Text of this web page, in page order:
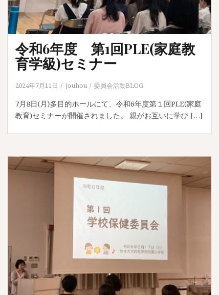
令和6年度 第1回PLE(家庭教
育学級)セミナー
2024年7月11日 jouhou 委員会活動BLOG
7月8日(月)多目的ホールにて、令和6年度第１回PLE(家庭
教育)セミナーが開催されました。 親がお互いに学び […]